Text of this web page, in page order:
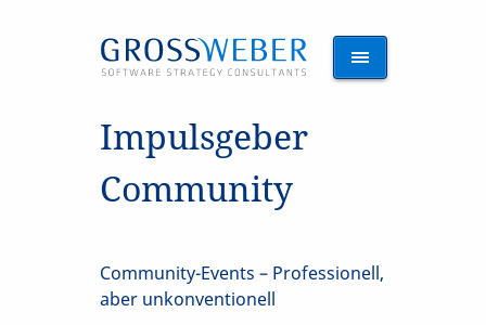
Impulsgeber
Community
Community-Events – Professionell,
aber unkonventionell